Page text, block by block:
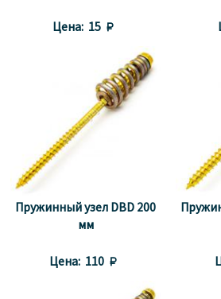
Цена: 15 
Пружинный узел DBD 200
мм
Цена: 110 